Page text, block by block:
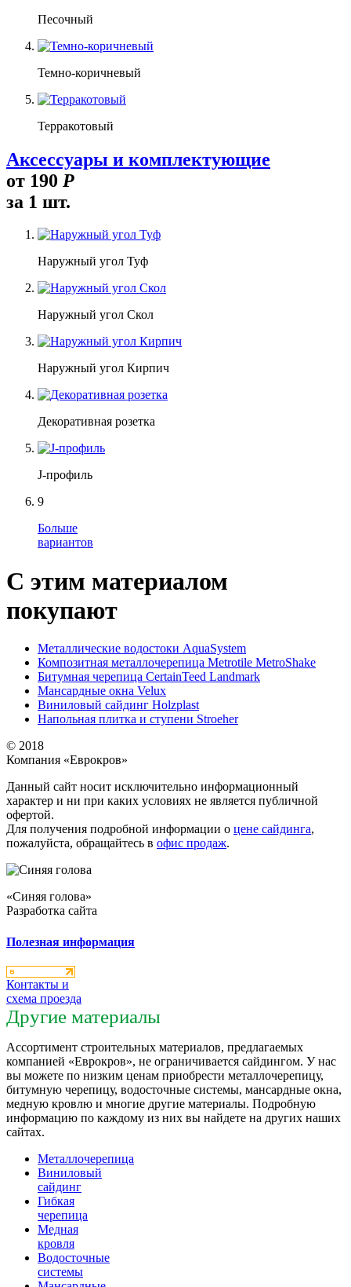
Песочный
Темно-коричневый
Терракотовый
Аксессуары и комплектующие
от 190 Р
за 1 шт.
Наружный угол Туф
Наружный угол Скол
Наружный угол Кирпич
Декоративная розетка
J-профиль
9
Больше
вариантов
С этим материалом
покупают
Металлические водостоки AquaSystem
Композитная металлочерепица Metrotile MetroShake
Битумная черепица CertainTeed Landmark
Мансардные окна Velux
Виниловый сайдинг Holzplast
Напольная плитка и ступени Stroeher
© 2018
Компания «Еврокров»
Данный сайт носит исключительно информационный
характер и ни при каких условиях не является публичной
офертой.
Для получения подробной информации о цене сайдинга,
пожалуйста, обращайтесь в офис продаж.
«Синяя голова»
Разработка сайта
Полезная информация
Контакты и
схема проезда
Другие материалы
Ассортимент строительных материалов, предлагаемых
компанией «Еврокров», не ограничивается сайдингом. У нас
вы можете по низким ценам приобрести металлочерепицу,
битумную черепицу, водосточные системы, мансардные окна,
медную кровлю и многие другие материалы. Подробную
информацию по каждому из них вы найдете на других наших
сайтах.
Металлочерепица
Виниловый
сайдинг
Гибкая
черепица
Медная
кровля
Водосточные
системы